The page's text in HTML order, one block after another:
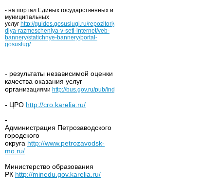
- на портал Единых государственных и
муниципальных
услуг http://guides.gosuslugi.ru/repozitoriy/materialy-
dlya-razmescheniya-v-seti-internet/veb-
bannery/statichnye-bannery/portal-
gosuslug/
- результаты независимой оценки
качества оказания услуг
организациями http://bus.gov.ru/pub/independentRating/list
- ЦРО http://cro.karelia.ru/
-
Администрация Петрозаводского
городского
округа http://www.petrozavodsk-
mo.ru/
Министерство образования
РК http://minedu.gov.karelia.ru/